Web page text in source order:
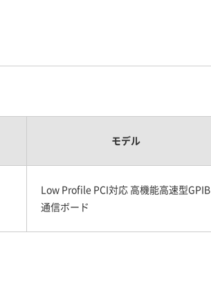
モデル
Low Profile PCI対応 高機能高速型GPIB
通信ボード